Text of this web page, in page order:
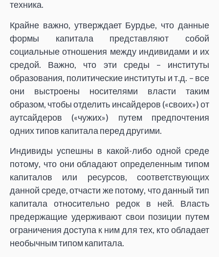
техника.
Крайне важно, утверждает Бурдье, что данные
формы капитала представляют собой
социальные отношения между индивидами и их
средой. Важно, что эти среды – институты
образования, политические институты и т.д. – все
они выстроены носителями власти таким
образом, чтобы отделить инсайдеров («своих») от
аутсайдеров («чужих») путем предпочтения
одних типов капитала перед другими.
Индивиды успешны в какой-либо одной среде
потому, что они обладают определенным типом
капиталов или ресурсов, соответствующих
данной среде, отчасти же потому, что данный тип
капитала относительно редок в ней. Власть
предержащие удерживают свои позиции путем
ограничения доступа к ним для тех, кто обладает
необычным типом капитала.